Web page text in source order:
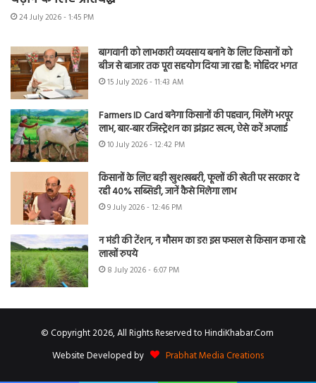
24 July 2026 - 1:45 PM
बागवानी को लाभकारी व्यवसाय बनाने के लिए किसानों को
बीज से बाजार तक पूरा सहयोग दिया जा रहा है: मोहिंदर भगत
15 July 2026 - 11:43 AM
Farmers ID Card बनेगा किसानों की पहचान, मिलेंगे भरपूर
लाभ, बार-बार रजिस्ट्रेशन का झंझट खत्म, ऐसे करें अप्लाई
10 July 2026 - 12:42 PM
किसानों के लिए बड़ी खुशखबरी, फूलों की खेती पर सरकार दे
रही 40% सब्सिडी, जानें कैसे मिलेगा लाभ
9 July 2026 - 12:46 PM
न मंडी की टेंशन, न मौसम का डर! इस फसल से किसान कमा रहे
लाखों रुपये
8 July 2026 - 6:07 PM
© Copyright 2026, All Rights Reserved to HindiKhabar.Com
Website Developed by
Prabhat Media Creations